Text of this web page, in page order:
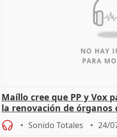
Maíllo cree que PP y Vox
la renovación de órganos
Sonido Totales 24/